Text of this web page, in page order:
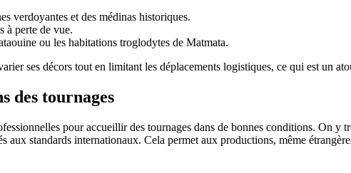
verdoyantes et des médinas historiques.
à perte de vue.
ou les habitations troglodytes de Matmata.
ses décors tout en limitant les déplacements logistiques, ce qui est un
des tournages
pour accueillir des tournages dans de bonnes conditions. On y
aux standards internationaux. Cela permet aux productions, même